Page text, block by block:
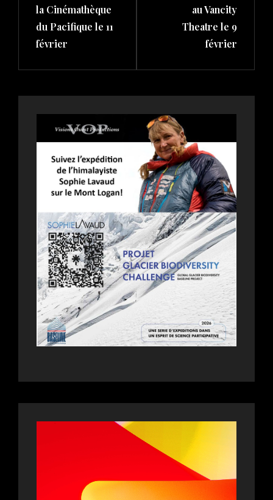
la Cinémathèque
du Pacifique le 11
février
au Vancity
Theatre le 9
février